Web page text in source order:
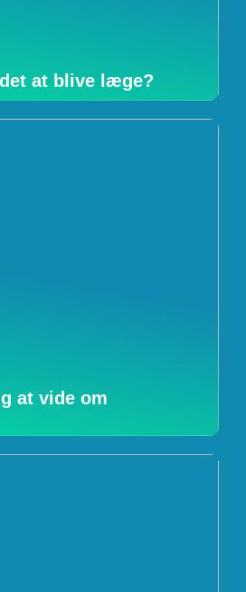
at blive læge?
at vide om